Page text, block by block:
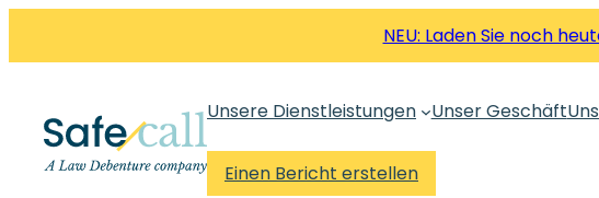
NEU: Laden Sie noch
Unsere Dienstleistungen Unser Geschäft
Einen Bericht erstellen